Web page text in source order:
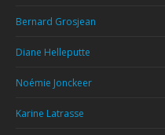
Bernard Grosjean
Diane Helleputte
Noémie Jonckeer
Karine Latrasse